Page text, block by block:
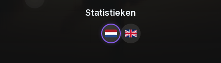
Statistieken